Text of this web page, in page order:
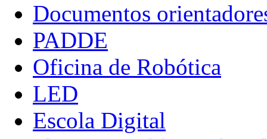
Documentos
PADDE
Oficina de Robótica
LED
Escola Digital